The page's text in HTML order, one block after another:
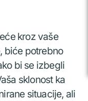
kroz vaše
biće potrebno
bi se izbegli
sklonost ka
situacije, ali